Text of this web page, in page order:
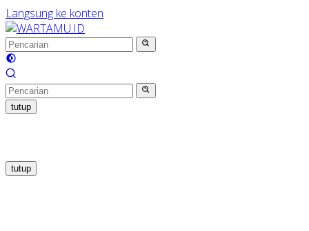
Langsung ke konten
tutup
tutup